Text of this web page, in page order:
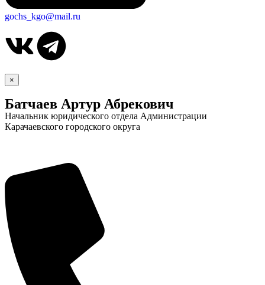
gochs_kgo@mail.ru
×
Батчаев Артур Абрекович
Начальник юридического отдела Администрации
Карачаевского городского округа